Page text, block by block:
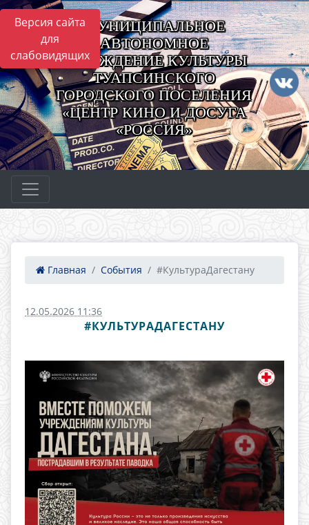
Версия сайта
для
слабовидящих
МУНИЦИПАЛЬНОЕ
АВТОНОМНОЕ
УЧРЕЖДЕНИЕ КУЛЬТУРЫ
ТУАПСИНСКОГО
ГОРОДСКОГО ПОСЕЛЕНИЯ
«ЦЕНТР КИНО И ДОСУГА
«РОССИЯ»
Главная События #КультураДагестану
12.05.2026 11:36
#КУЛЬТУРАДАГЕСТАНУ